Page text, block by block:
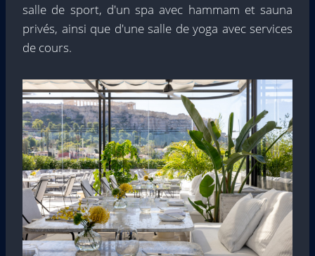
salle de sport, d'un spa avec hammam et sauna
privés, ainsi que d'une salle de yoga avec services
de cours.